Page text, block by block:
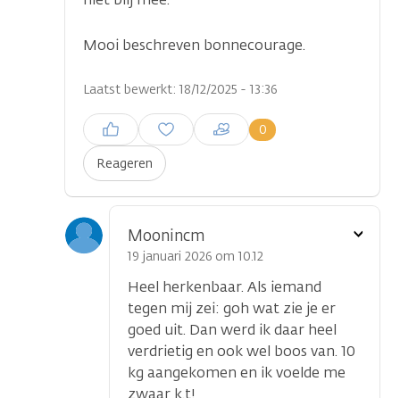
Mooi beschreven bonnecourage.
Laatst bewerkt: 18/12/2025 - 13:36
Reageren
0
Inloggen om een reactie te
plaatsen
Moonincm
19 januari 2026 om 10.12
Heel herkenbaar. Als iemand
tegen mij zei: goh wat zie je er
goed uit. Dan werd ik daar heel
verdrietig en ook wel boos van. 10
kg aangekomen en ik voelde me
zwaar k.t!
Toon